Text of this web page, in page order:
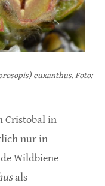
euxanthus. Foto:
Cristobal in
nur in
Wildbiene
als